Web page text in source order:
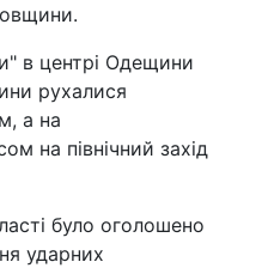
в центрі Одещини
рухалися
а на
на північний захід
було оголошено
ударних